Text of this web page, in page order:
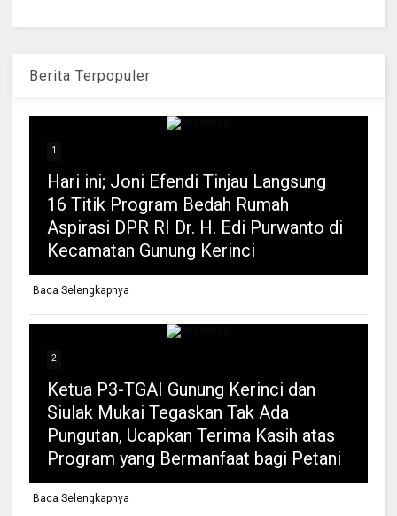
Berita Terpopuler
1
Hari ini; Joni Efendi Tinjau Langsung
16 Titik Program Bedah Rumah
Aspirasi DPR RI Dr. H. Edi Purwanto di
Kecamatan Gunung Kerinci
Baca Selengkapnya
2
Ketua P3-TGAI Gunung Kerinci dan
Siulak Mukai Tegaskan Tak Ada
Pungutan, Ucapkan Terima Kasih atas
Program yang Bermanfaat bagi Petani
Baca Selengkapnya